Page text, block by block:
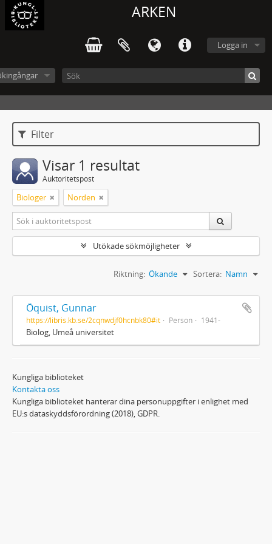
ARKEN
Logga in
Filter
Visar 1 resultat
Auktoritetspost
Biologer Norden
Utökade sökmöjligheter
Sortera: Namn
Riktning: Ökande
Öquist, Gunnar
https://libris.kb.se/2cqnwdjf0hcnbk80#it Person 1941-
Biolog, Umeå universitet
Kungliga biblioteket
Kontakta oss
Kungliga biblioteket hanterar dina personuppgifter i enlighet med
EU:s dataskyddsförordning (2018), GDPR.